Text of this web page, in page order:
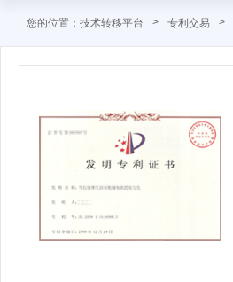
您的位置：技术转移平台 > 专利交易 >